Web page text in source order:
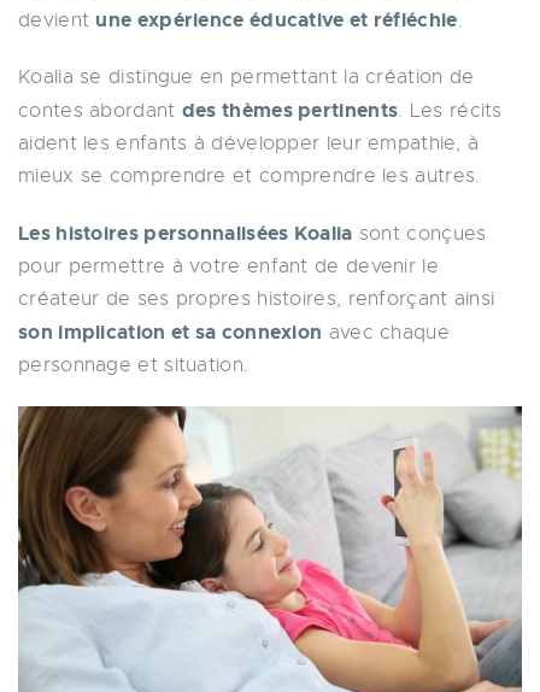
devient une expérience éducative et réfléchie.
Koalia se distingue en permettant la création de
contes abordant des thèmes pertinents. Les récits
aident les enfants à développer leur empathie, à
mieux se comprendre et comprendre les autres.
Les histoires personnalisées Koalia sont conçues
pour permettre à votre enfant de devenir le
créateur de ses propres histoires, renforçant ainsi
son implication et sa connexion avec chaque
personnage et situation.